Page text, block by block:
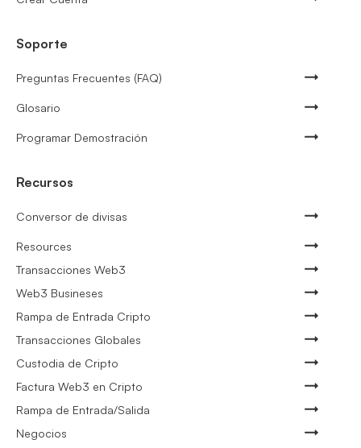
Soporte
Preguntas Frecuentes (FAQ)
Glosario
Programar Demostración
Recursos
Conversor de divisas
Resources
Transacciones Web3
Web3 Busineses
Rampa de Entrada Cripto
Transacciones Globales
Custodia de Cripto
Factura Web3 en Cripto
Rampa de Entrada/Salida
Negocios